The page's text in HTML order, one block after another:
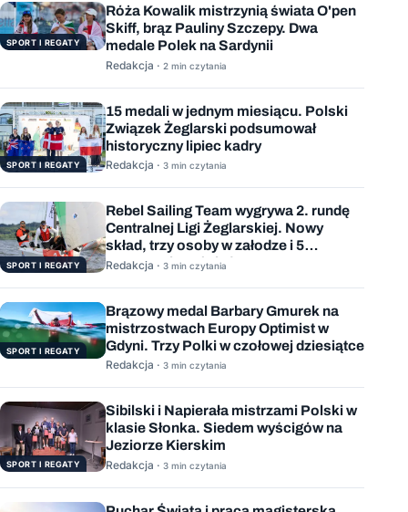
SPORT I REGATY
Róża Kowalik mistrzynią świata O'pen
Skiff, brąz Pauliny Szczepy. Dwa
medale Polek na Sardynii
Redakcja · 2 min czytania
SPORT I REGATY
15 medali w jednym miesiącu. Polski
Związek Żeglarski podsumował
historyczny lipiec kadry
Redakcja · 3 min czytania
SPORT I REGATY
Rebel Sailing Team wygrywa 2. rundę
Centralnej Ligi Żeglarskiej. Nowy
skład, trzy osoby w załodze i 5
wygranych wyścigów
Redakcja · 3 min czytania
SPORT I REGATY
Brązowy medal Barbary Gmurek na
mistrzostwach Europy Optimist w
Gdyni. Trzy Polki w czołowej dziesiątce
Redakcja · 3 min czytania
SPORT I REGATY
Sibilski i Napierała mistrzami Polski w
klasie Słonka. Siedem wyścigów na
Jeziorze Kierskim
Redakcja · 3 min czytania